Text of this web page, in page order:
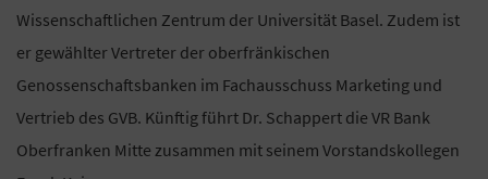
Wissenschaftlichen Zentrum der Universität Basel. Zudem ist
er gewählter Vertreter der oberfränkischen
Genossenschaftsbanken im Fachausschuss Marketing und
Vertrieb des GVB. Künftig führt Dr. Schappert die VR Bank
Oberfranken Mitte zusammen mit seinem Vorstandskollegen